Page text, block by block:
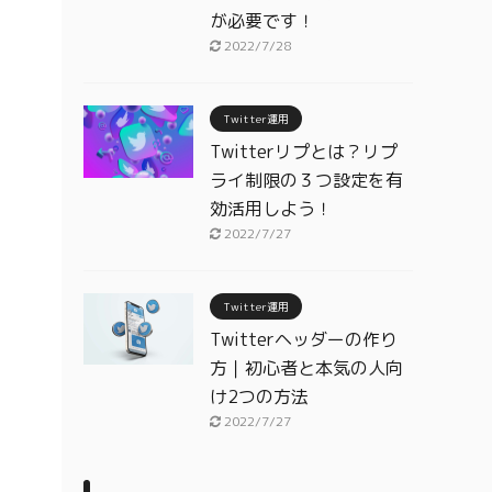
が必要です！
2022/7/28
Twitter運用
Twitterリプとは？リプ
ライ制限の３つ設定を有
効活用しよう！
2022/7/27
Twitter運用
Twitterヘッダーの作り
方｜初心者と本気の人向
け2つの方法
2022/7/27